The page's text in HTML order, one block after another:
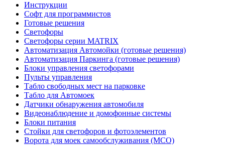
Инструкции
Софт для программистов
Готовые решения
Светофоры
Светофоры серии MATRIX
Автоматизация Автомойки (готовые решения)
Автоматизация Паркинга (готовые решения)
Блоки управления светофорами
Пульты управления
Табло свободных мест на парковке
Табло для Автомоек
Датчики обнаружения автомобиля
Видеонаблюдение и домофонные системы
Блоки питания
Стойки для светофоров и фотоэлементов
Ворота для моек самообслуживания (МСО)